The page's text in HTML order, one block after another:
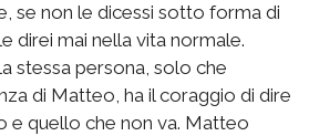
se non le dicessi sotto forma di
direi mai nella vita normale.
stessa persona, solo che
di Matteo, ha il coraggio di dire
e quello che non va. Matteo